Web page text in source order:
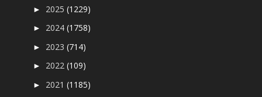
► 2025(1229)
► 2024(1758)
► 2023(714)
► 2022(109)
► 2021(1185)